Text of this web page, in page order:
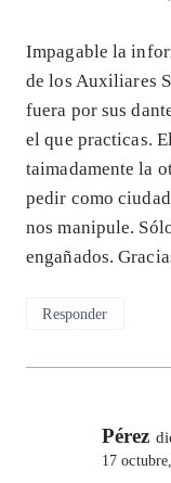
Impagable la
de los Auxiliares
fuera por sus
el que practicas.
taimadamente la
pedir como
nos manipule.
engañados.
Responder
Pérez
17